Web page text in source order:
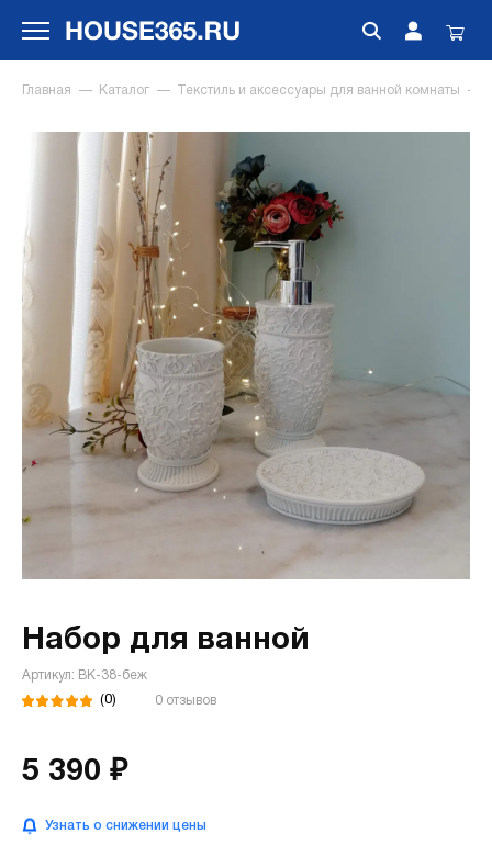
Главная Каталог Текстиль и аксессуары для ванной комнаты
Набор для ванной
Артикул: ВК-38-беж
(0) 0 отзывов
5 390 ₽
Узнать о снижении цены